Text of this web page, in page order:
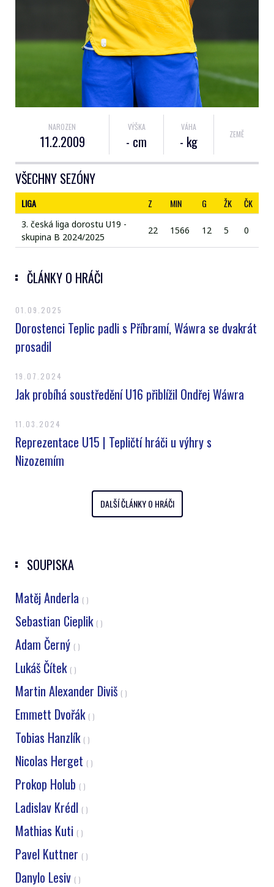
NAROZEN
11.2.2009
VÝŠKA
- cm
VÁHA
- kg ZEMĚ
VŠECHNY SEZÓNY
LIGA Z MIN G ŽK ČK
3. česká liga dorostu U19 -
skupina B 2024/2025
22 1566 12 5 0
ČLÁNKY O HRÁČI
01.09.2025
Dorostenci Teplic padli s Příbramí, Wáwra se dvakrát
prosadil
19.07.2024
Jak probíhá soustředění U16 přiblížil Ondřej Wáwra
11.03.2024
Reprezentace U15 | Tepličtí hráči u výhry s
Nizozemím
DALŠÍ ČLÁNKY O HRÁČI
SOUPISKA
Matěj Anderla ( )
Sebastian Cieplik ( )
Adam Černý ( )
Lukáš Čítek ( )
Martin Alexander Diviš ( )
Emmett Dvořák ( )
Tobias Hanzlík ( )
Nicolas Herget ( )
Prokop Holub ( )
Ladislav Krédl ( )
Mathias Kuti ( )
Pavel Kuttner ( )
Danylo Lesiv ( )